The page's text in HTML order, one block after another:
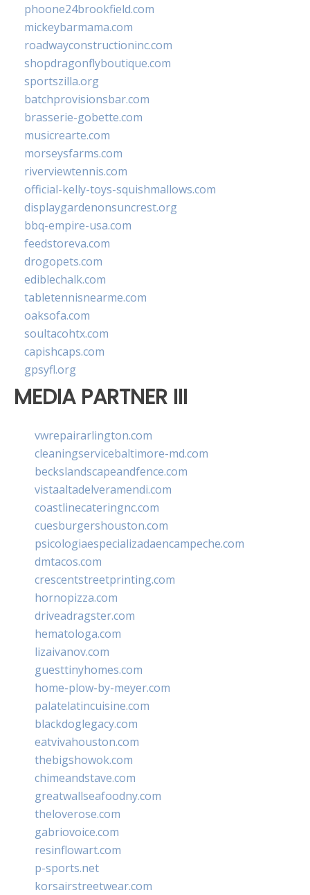
phoone24brookfield.com
mickeybarmama.com
roadwayconstructioninc.com
shopdragonflyboutique.com
sportszilla.org
batchprovisionsbar.com
brasserie-gobette.com
musicrearte.com
morseysfarms.com
riverviewtennis.com
official-kelly-toys-squishmallows.com
displaygardenonsuncrest.org
bbq-empire-usa.com
feedstoreva.com
drogopets.com
ediblechalk.com
tabletennisnearme.com
oaksofa.com
soultacohtx.com
capishcaps.com
gpsyfl.org
MEDIA PARTNER III
vwrepairarlington.com
cleaningservicebaltimore-md.com
beckslandscapeandfence.com
vistaaltadelveramendi.com
coastlinecateringnc.com
cuesburgershouston.com
psicologiaespecializadaencampeche.com
dmtacos.com
crescentstreetprinting.com
hornopizza.com
driveadragster.com
hematologa.com
lizaivanov.com
guesttinyhomes.com
home-plow-by-meyer.com
palatelatincuisine.com
blackdoglegacy.com
eatvivahouston.com
thebigshowok.com
chimeandstave.com
greatwallseafoodny.com
theloverose.com
gabriovoice.com
resinflowart.com
p-sports.net
korsairstreetwear.com